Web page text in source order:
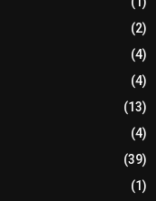
(2)
(4)
(4)
(13)
(4)
(39)
(1)